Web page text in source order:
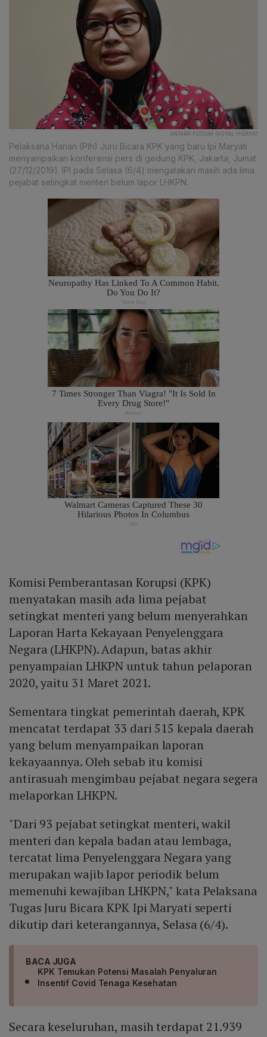
ANTARA FOTO/M RISYAL HIDAYAT
Pelaksana Harian (Plh) Juru Bicara KPK yang baru Ipi Maryati
menyampaikan konferensi pers di gedung KPK, Jakarta, Jumat
(27/12/2019). IPI pada Selasa (6/4) mengatakan masih ada lima
pejabat setingkat menteri belum lapor LHKPN.
Komisi Pemberantasan Korupsi (KPK)
menyatakan masih ada lima pejabat
setingkat menteri yang belum menyerahkan
Laporan Harta Kekayaan Penyelenggara
Negara (LHKPN). Adapun, batas akhir
penyampaian LHKPN untuk tahun pelaporan
2020, yaitu 31 Maret 2021.
Sementara tingkat pemerintah daerah, KPK
mencatat terdapat 33 dari 515 kepala daerah
yang belum menyampaikan laporan
kekayaannya. Oleh sebab itu komisi
antirasuah mengimbau pejabat negara segera
melaporkan LHKPN.
"Dari 93 pejabat setingkat menteri, wakil
menteri dan kepala badan atau lembaga,
tercatat lima Penyelenggara Negara yang
merupakan wajib lapor periodik belum
memenuhi kewajiban LHKPN," kata Pelaksana
Tugas Juru Bicara KPK Ipi Maryati seperti
dikutip dari keterangannya, Selasa (6/4).
BACA JUGA
KPK Temukan Potensi Masalah Penyaluran
Insentif Covid Tenaga Kesehatan
Secara keseluruhan, masih terdapat 21.939